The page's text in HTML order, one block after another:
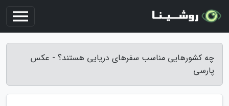
چه کشورهایی مناسب سفرهای دریایی هستند؟ - عکس
پارسی